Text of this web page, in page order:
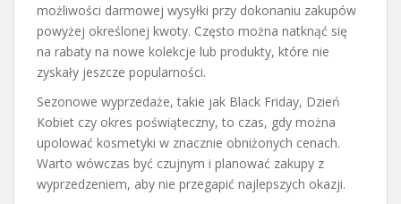
możliwości darmowej wysyłki przy dokonaniu zakupów
powyżej określonej kwoty. Często można natknąć się
na rabaty na nowe kolekcje lub produkty, które nie
zyskały jeszcze popularności.
Sezonowe wyprzedaże, takie jak Black Friday, Dzień
Kobiet czy okres poświąteczny, to czas, gdy można
upolować kosmetyki w znacznie obniżonych cenach.
Warto wówczas być czujnym i planować zakupy z
wyprzedzeniem, aby nie przegapić najlepszych okazji.